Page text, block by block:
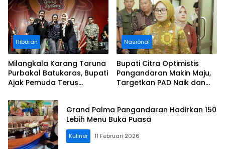
Hiburan
Milangkala Karang Taruna
Purbakal Batukaras, Bupati
Ajak Pemuda Terus
Pangandaran
Nasional
Bupati Citra Optimistis
Pangandaran Makin Maju,
Targetkan PAD Naik dan
Grand Palma Pangandaran Hadirkan 150
Kuliner 11 Februari 2026